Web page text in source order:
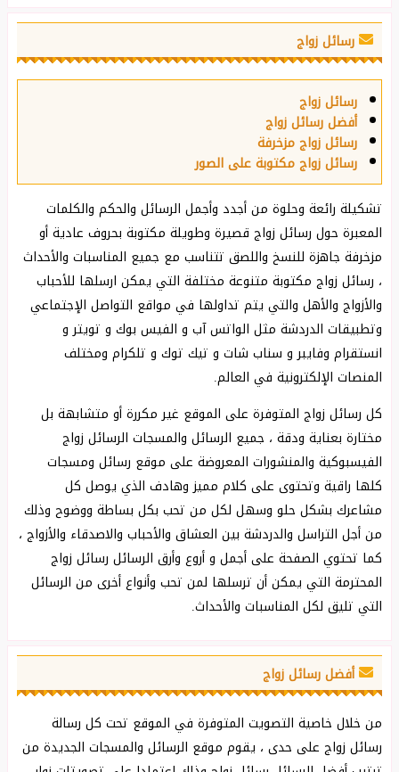
رسائل زواج
رسائل زواج
أفضل رسائل زواج
رسائل زواج مزخرفة
رسائل زواج مكتوبة على الصور
تشكيلة رائعة وحلوة من أجدد وأجمل الرسائل والحكم والكلمات
المعبرة حول رسائل زواج قصيرة وطويلة مكتوبة بحروف عادية أو
مزخرفة جاهزة للنسخ واللصق تتناسب مع جميع المناسبات والأحداث
، رسائل زواج مكتوبة متنوعة مختلفة التي يمكن ارسلها للأحباب
والأزواج والأهل والتي يتم تداولها في مواقع التواصل الإجتماعي
وتطبيقات الدردشة مثل الواتس آب و الفيس بوك و تويتر و
انستقرام وفايبر و سناب شات و تيك توك و تلكرام ومختلف
المنصات الإلكترونية في العالم.
كل رسائل زواج المتوفرة على الموقع غير مكررة أو متشابهة بل
مختارة بعناية ودقة ، جميع الرسائل والمسجات الرسائل زواج
الفيسبوكية والمنشورات المعروضة على موقع رسائل ومسجات
كلها راقية وتحتوى على كلام مميز وهادف الذي يوصل كل
مشاعرك بشكل ‏حلو وسهل لكل من تحب بكل بساطة ووضوح وذلك
من أجل التراسل والدردشة بين العشاق والأحباب ‏والاصدقاء والأزواج ،
كما تحتوي الصفحة على أجمل و أروع وأرق الرسائل رسائل زواج
المحترمة التي يمكن أن ترسلها لمن تحب وأنواع أخرى من الرسائل
التي تليق لكل المناسبات والأحداث.
أفضل رسائل زواج
من خلال خاصية التصويت المتوفرة في الموقع تحت كل رسالة
رسائل زواج على حدى ، يقوم موقع الرسائل والمسجات الجديدة من